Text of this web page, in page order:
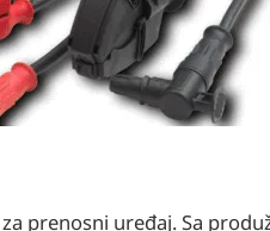
prenosni uređaj. Sa